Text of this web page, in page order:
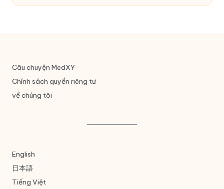
Câu chuyện MedXY
Chính sách quyền riêng tư
về chúng tôi
English
日本語
Tiếng Việt